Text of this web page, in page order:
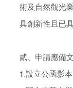
術及自然觀光
具創新性且已
貳、申請應備
1.設立公函影本